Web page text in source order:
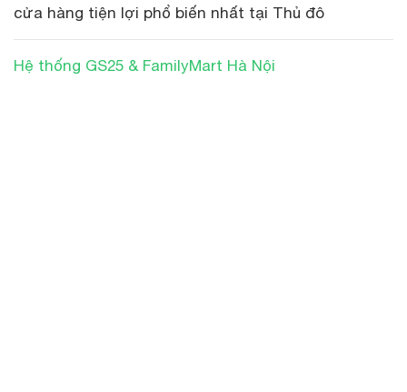
cửa hàng tiện lợi phổ biến nhất tại Thủ đô
Hệ thống GS25 & FamilyMart Hà Nội